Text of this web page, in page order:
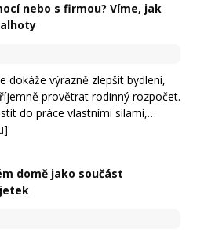
nebo s firmou? Víme, jak
dokáže výrazně zlepšit bydlení,
provětrat rodinný rozpočet.
do práce vlastními silami,…
domě jako součást